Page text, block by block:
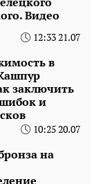
Видео
12:33 21.07
в
заключить
и
10:25 20.07
на